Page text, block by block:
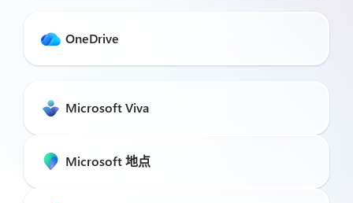
OneDrive
Microsoft Viva
Microsoft 地点